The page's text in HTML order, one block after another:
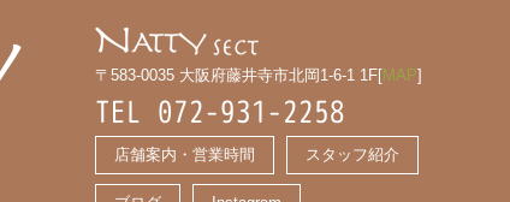
〒583-0035 大阪府藤井寺市北岡1-6-1 1F[MAP]
TEL 072-931-2258
店舗案内・営業時間 スタッフ紹介